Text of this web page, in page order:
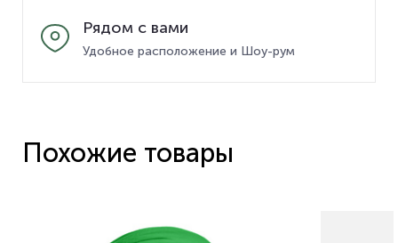
Рядом с вами
Удобное расположение и Шоу-рум
Похожие товары